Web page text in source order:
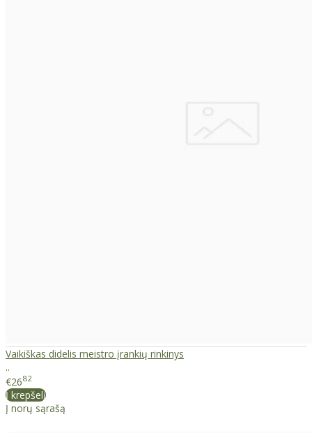
Vaikiškas didelis meistro įrankių rinkinys
..
€2682
Į krepšelį
Į norų sąrašą